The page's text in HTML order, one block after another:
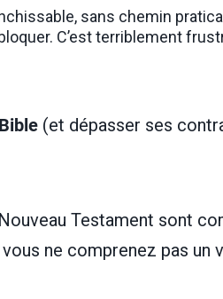
sans chemin
C’est terriblement
(et dépasser ses
Testament sont
ne comprenez pas un